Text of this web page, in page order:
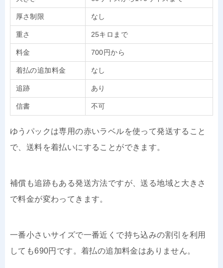
厚さ制限 なし
重さ 25キロまで
料金 700円から
着払の追加料金 なし
追跡 あり
信書 不可
ゆうパックは専用の赤いラベルを使って発送すること
で、送料を着払いにすることができます。
補償も追跡もある発送方法ですが、送る地域と大きさ
で料金が変わってきます。
一番小さいサイズで一番近くで持ち込みの割引を利用
しても690円です。着払の追加料金はありません。